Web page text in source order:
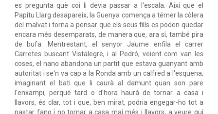
es pregunta què coi li devia passar a l'escala. Així que el
Papitu Llarg desapareix, la Guenya comença a témer la còlera
del malvat i torna a pensar que els seus fills es poden quedar
encara més desemparats, de manera que, ara sí, també pira
de bufa. Mentrestant, el senyor Jaume enfila el carrer
Carretes buscant Vistalegre, i al Pedró, veient com van les
coses, el nano abandona un partit que estava guanyant amb
autoritat i se'n va cap a la Ronda amb un calfred a l'esquena,
imaginant el bati que li caurà al damunt quan son pare
l'enxampi, perquè tard o d'hora haurà de tornar a casa i
llavors, és clar, tot i que, ben mirat, podria engegar-ho tot a
pastar fang i no tornar a casa mai més i llavors, a veure qui